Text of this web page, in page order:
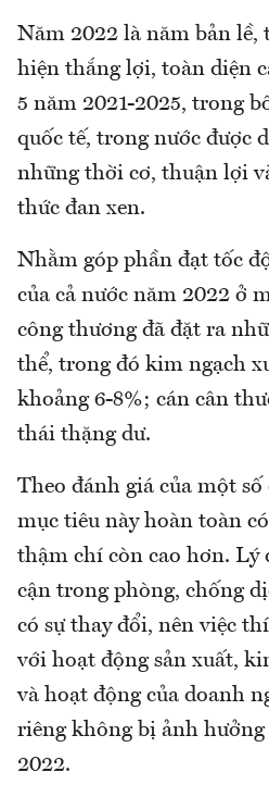
Năm 2022 là năm bản lề,
hiện thắng lợi, toàn diện
5 năm 2021-2025, trong
quốc tế, trong nước được
những thời cơ, thuận lợi
thức đan xen.
Nhằm góp phần đạt tốc
của cả nước năm 2022 ở
công thương đã đặt ra
thể, trong đó kim ngạch
khoảng 6-8%; cán cân
thái thặng dư.
Theo đánh giá của một
mục tiêu này hoàn toàn
thậm chí còn cao hơn. Lý
cận trong phòng, chống
có sự thay đổi, nên việc
với hoạt động sản xuất,
và hoạt động của doanh
riêng không bị ảnh
2022.